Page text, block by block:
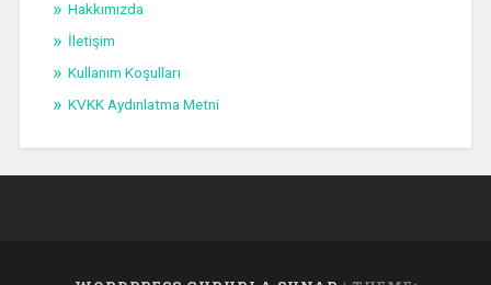
Hakkımızda
İletişim
Kullanım Koşulları
KVKK Aydınlatma Metni